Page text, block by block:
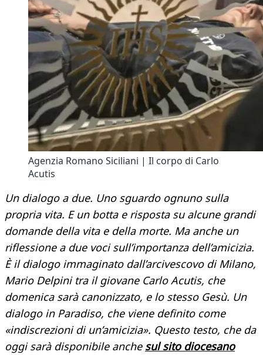
Agenzia Romano Siciliani | Il corpo di Carlo
Acutis
Un dialogo a due. Uno sguardo ognuno sulla
propria vita. E un botta e risposta su alcune grandi
domande della vita e della morte. Ma anche un
riflessione a due voci sull’importanza dell’amicizia.
È il dialogo immaginato dall’arcivescovo di Milano,
Mario Delpini tra il giovane Carlo Acutis, che
domenica sarà canonizzato, e lo stesso Gesù. Un
dialogo in Paradiso, che viene definito come
«indiscrezioni di un’amicizia». Questo testo, che da
oggi sarà disponibile anche sul sito diocesano